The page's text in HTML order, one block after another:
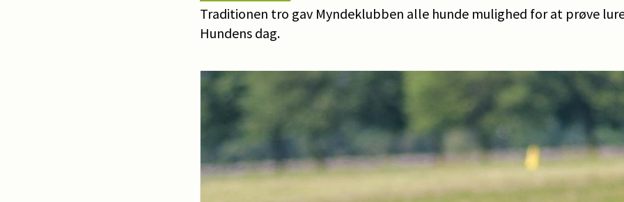
Traditionen tro gav Myndeklubben alle hunde mulighed for at prøve
Hundens dag.